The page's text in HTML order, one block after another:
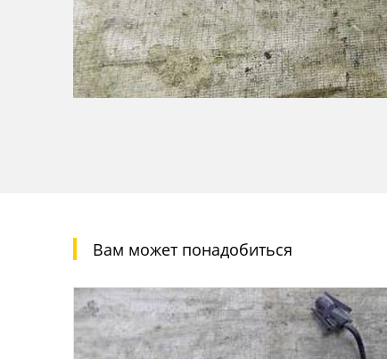
Вам может понадобиться